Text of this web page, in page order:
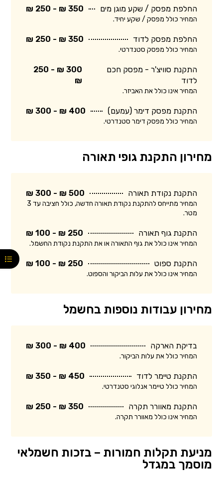
החלפת מפסק / שקע מוגן מים 350 ₪ - 250 ₪
המחיר כולל מפסק / שקע יחיד.
החלפת מפסק לדוד 350 ₪ - 250 ₪
המחיר כולל מפסק סטנדרטי.
התקנת סוויצ'ר - מפסק חכם
לדוד
300 ₪ - 250
₪
המחיר אינו כולל את האביזר.
התקנת מפסק דימר (עמעם) 400 ₪ - 300 ₪
המחיר כולל מפסק דימר סטנדרטי.
מחירון התקנת גופי תאורה
התקנת נקודת תאורה 500 ₪ - 300 ₪
המחיר מתייחס להתקנת נקודת תאורה חדשה, כולל חציבה עד 3
מטר.
התקנת גוף תאורה 250 ₪ - 100 ₪
המחיר אינו כולל את גוף התאורה או את התקנת נקודת החשמל.
התקנת ספוט 250 ₪ - 100 ₪
המחיר אינו כולל את עלות הביקור והספוט.
מחירון עבודות נוספות בחשמל
בדיקת הארקה 400 ₪ - 300 ₪
המחיר כולל את עלות הביקור.
התקנת טיימר לדוד 450 ₪ - 350 ₪
המחיר כולל טיימר אנלוגי סטנדרטי.
התקנת מאוורר תקרה 350 ₪ - 250 ₪
המחיר אינו כולל מאוורר תקרה.
מניעת תקלות חמורות – בזכות חשמלאי
מוסמך במגדל